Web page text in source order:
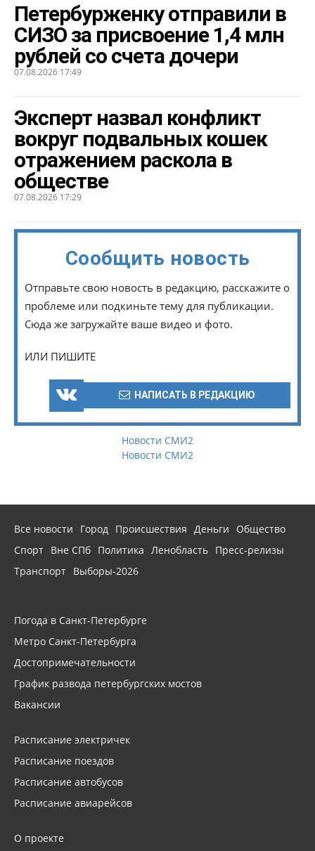
Петербурженку отправили в
СИЗО за присвоение 1,4 млн
рублей со счета дочери
07.08.2026 17:49
Эксперт назвал конфликт
вокруг подвальных кошек
отражением раскола в
обществе
07.08.2026 17:29
Сообщить новость
Отправьте свою новость в редакцию, расскажите о
проблеме или подкиньте тему для публикации.
Сюда же загружайте ваше видео и фото.
ИЛИ ПИШИТЕ
НАПИСАТЬ В РЕДАКЦИЮ
Новости СМИ2
Новости СМИ2
Все новости Город Происшествия Деньги
Общество
Спорт Вне СПб Политика Ленобласть Пресс-релизы
Транспорт Выборы-2026
Погода в Санкт-Петербурге
Метро Санкт-Петербурга
Достопримечательности
График развода петербургских мостов
Вакансии
Расписание электричек
Расписание поездов
Расписание автобусов
Расписание авиарейсов
О проекте